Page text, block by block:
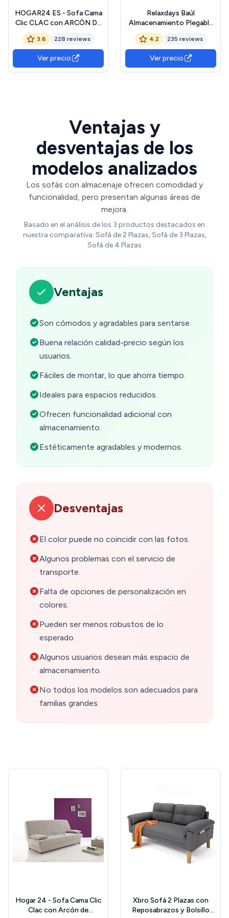
HOGAR24 ES - Sofa Cama
Clic CLAC con ARCÓN DE
ALMACENAJE Chocolate
3.6 228 reviews
Ver precio
Relaxdays Baúl
Almacenamiento Plegable
con Respaldo, Lino, Gris, 75
x 115 x 47 cm
4.2 235 reviews
Ver precio
Ventajas y
desventajas de los
modelos analizados
Los sofás con almacenaje ofrecen comodidad y
funcionalidad, pero presentan algunas áreas de
mejora.
Basado en el análisis de los 3 productos destacados en
nuestra comparativa: Sofá de 2 Plazas, Sofá de 3 Plazas,
Sofá de 4 Plazas
Ventajas
Son cómodos y agradables para sentarse.
Buena relación calidad-precio según los
usuarios.
Fáciles de montar, lo que ahorra tiempo.
Ideales para espacios reducidos.
Ofrecen funcionalidad adicional con
almacenamiento.
Estéticamente agradables y modernos.
Desventajas
El color puede no coincidir con las fotos.
Algunos problemas con el servicio de
transporte.
Falta de opciones de personalización en
colores.
Pueden ser menos robustos de lo
esperado.
Algunos usuarios desean más espacio de
almacenamiento.
No todos los modelos son adecuados para
familias grandes.
Hogar 24 - Sofa Cama Clic
Clac con Arcón de
Xbro Sofá 2 Plazas con
Reposabrazos y Bolsillo